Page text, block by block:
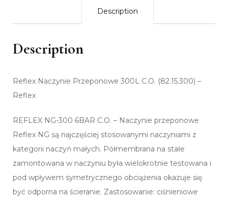
Description
Description
Reflex Naczynie Przeponowe 300L C.O. (82.15.300) –
Reflex
REFLEX NG-300 6BAR C.O. – Naczynie przeponowe
Reflex NG są najczęściej stosowanymi naczyniami z
kategorii naczyń małych. Półmembrana na stałe
zamontowana w naczyniu była wielokrotnie testowana i
pod wpływem symetrycznego obciążenia okazuje się
być odporna na ścieranie. Zastosowanie: ciśnieniowe